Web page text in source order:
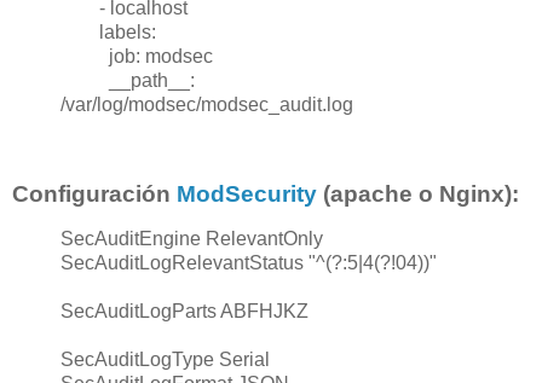
- localhost
labels:
job: modsec
__path__:
/var/log/modsec/modsec_audit.log
Configuración ModSecurity (apache o Nginx):
SecAuditEngine RelevantOnly
SecAuditLogRelevantStatus "^(?:5|4(?!04))"
SecAuditLogParts ABFHJKZ
SecAuditLogType Serial